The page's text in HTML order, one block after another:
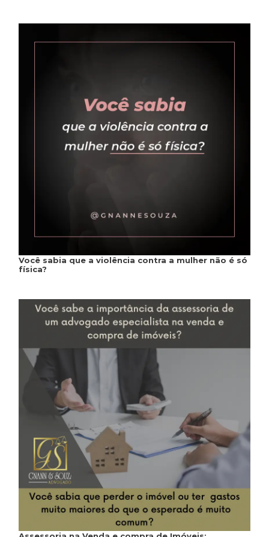
Você sabia que a violência contra a mulher não é só
física?